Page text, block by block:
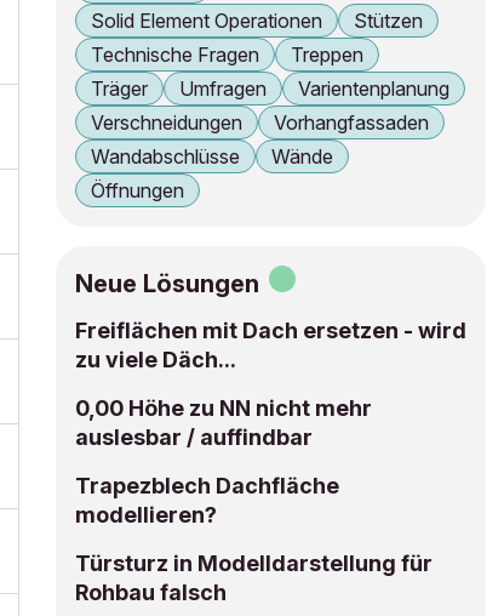
Solid Element Operationen
Stützen
Technische Fragen
Treppen
Träger
Umfragen
Varientenplanung
Verschneidungen
Vorhangfassaden
Wandabschlüsse
Wände
Öffnungen
Neue Lösungen
Freiflächen mit Dach ersetzen - wird
zu viele Däch...
0,00 Höhe zu NN nicht mehr
auslesbar / auffindbar
Trapezblech Dachfläche
modellieren?
Türsturz in Modelldarstellung für
Rohbau falsch